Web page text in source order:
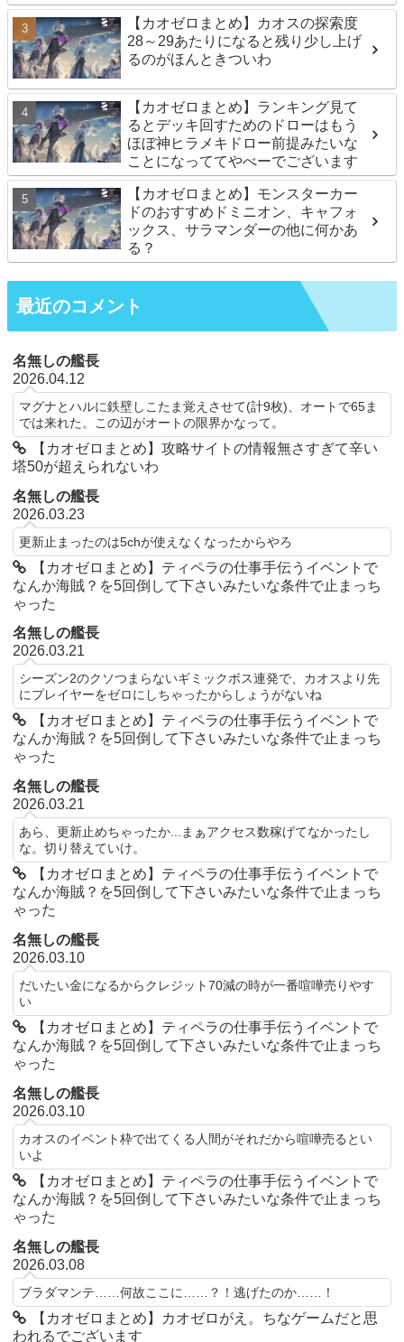
【カオゼロまとめ】カオスの探索度
28～29あたりになると残り少し上げ
るのがほんときついわ
【カオゼロまとめ】ランキング見て
るとデッキ回すためのドローはもう
ほぼ神ヒラメキドロー前提みたいな
ことになっててやべーでございます
【カオゼロまとめ】モンスターカー
ドのおすすめドミニオン、キャフォ
ックス、サラマンダーの他に何かあ
る？
最近のコメント
名無しの艦長
2026.04.12
マグナとハルに鉄壁しこたま覚えさせて(計9枚)、オートで65ま
では来れた。この辺がオートの限界かなって。
【カオゼロまとめ】攻略サイトの情報無さすぎて辛い
塔50が超えられないわ
名無しの艦長
2026.03.23
更新止まったのは5chが使えなくなったからやろ
【カオゼロまとめ】ティペラの仕事手伝うイベントで
なんか海賊？を5回倒して下さいみたいな条件で止まっち
ゃった
名無しの艦長
2026.03.21
シーズン2のクソつまらないギミックボス連発で、カオスより先
にプレイヤーをゼロにしちゃったからしょうがないね
【カオゼロまとめ】ティペラの仕事手伝うイベントで
なんか海賊？を5回倒して下さいみたいな条件で止まっち
ゃった
名無しの艦長
2026.03.21
あら、更新止めちゃったか...まぁアクセス数稼げてなかったし
な。切り替えていけ。
【カオゼロまとめ】ティペラの仕事手伝うイベントで
なんか海賊？を5回倒して下さいみたいな条件で止まっち
ゃった
名無しの艦長
2026.03.10
だいたい金になるからクレジット70減の時が一番喧嘩売りやす
い
【カオゼロまとめ】ティペラの仕事手伝うイベントで
なんか海賊？を5回倒して下さいみたいな条件で止まっち
ゃった
名無しの艦長
2026.03.10
カオスのイベント枠で出てくる人間がそれだから喧嘩売るとい
いよ
【カオゼロまとめ】ティペラの仕事手伝うイベントで
なんか海賊？を5回倒して下さいみたいな条件で止まっち
ゃった
名無しの艦長
2026.03.08
ブラダマンテ……何故ここに……？！逃げたのか……！
【カオゼロまとめ】カオゼロがえ。ちなゲームだと思
われるでございます